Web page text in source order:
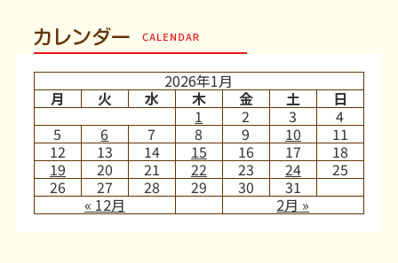
カレンダー
2026年1月
月
火 水 木 金 土 日
« 12月 2月 »
1 2 3
4
5
6 7 8 9 10
11
12
13 14 15 16 17
18
19
20 21 22 23 24
25
26
27 28 29 30 31